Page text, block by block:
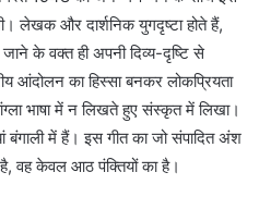
लेखक और दार्शनिक युगदृष्टा होते हैं,
के वक्त ही अपनी दिव्य-दृष्टि से
आंदोलन का हिस्सा बनकर लोकप्रियता
भाषा में न लिखते हुए संस्कृत में लिखा।
बंगाली में हैं। इस गीत का जो संपादित अंश
है, वह केवल आठ पंक्तियों का है।